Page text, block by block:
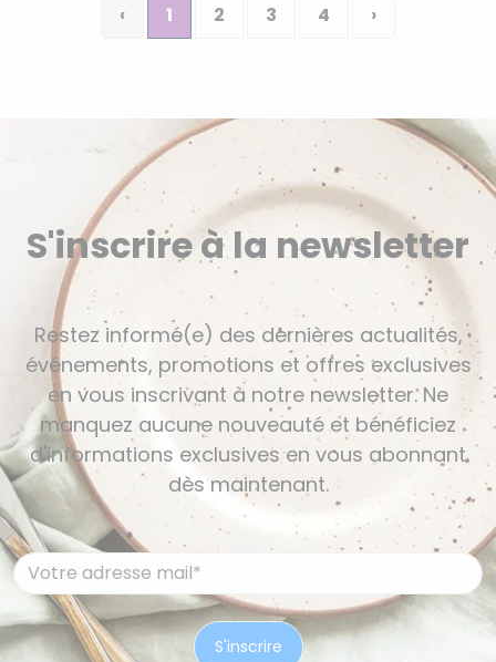
‹ 1 2 3 4 ›
S'inscrire à la newsletter
Restez informé(e) des dernières actualités,
événements, promotions et offres exclusives
en vous inscrivant à notre newsletter. Ne
manquez aucune nouveauté et bénéficiez
d'informations exclusives en vous abonnant
dès maintenant.